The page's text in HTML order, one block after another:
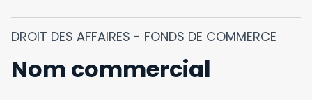
DROIT DES AFFAIRES - FONDS DE COMMERCE
Nom commercial